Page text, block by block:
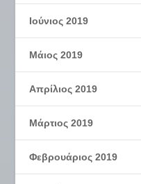
Ιούνιος 2019
Μάιος 2019
Απρίλιος 2019
Μάρτιος 2019
Φεβρουάριος 2019